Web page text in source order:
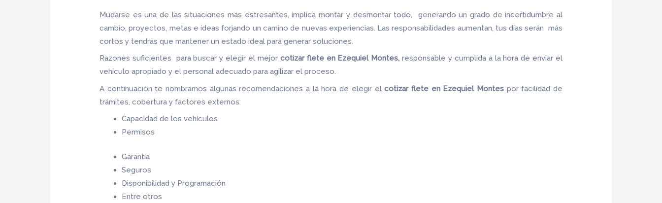
Mudarse es una de las situaciones más estresantes, implica montar y desmontar todo, generando un grado de incertidumbre al
cambio, proyectos, metas e ideas forjando un camino de nuevas experiencias. Las responsabilidades aumentan, tus días serán más
cortos y tendrás que mantener un estado ideal para generar soluciones.
Razones suficientes para buscar y elegir el mejor cotizar fleteen Ezequiel Montes,responsable y cumplida a la hora de enviar el
vehículo apropiado y el personal adecuado para agilizar el proceso.
A continuación te nombramos algunas recomendaciones a la hora de elegir elcotizar fleteen Ezequiel Montespor facilidad de
trámites, cobertura y factores externos:
Capacidad de los vehículos
Permisos
Garantía
Seguros
Disponibilidad y Programación
Entre otros